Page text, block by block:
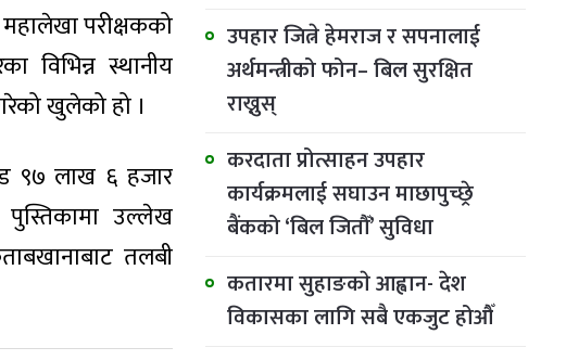
परीक्षकको
विभिन्न स्थानीय
खुलेको हो ।
९७ लाख ६ हजार
उल्लेख
तलबी
उपहार जित्ने हेमराज र सपनालाई
अर्थमन्त्रीको फोन– बिल सुरक्षित
राख्नुस्
करदाता प्रोत्साहन उपहार
कार्यक्रमलाई सघाउन माछापुच्छ्रे
बैंकको ‘बिल जितौँ’ सुविधा
कतारमा सुहाङकाे आह्वान- देश
विकासका लागि सबै एकजुट होऔँ